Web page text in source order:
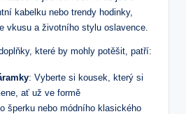
kabelku nebo trendy hodinky,
vkusu a životního stylu oslavence.
které by mohly potěšit, patří:
: Vyberte si kousek, který si
ať už ve formě
šperku nebo módního klasického